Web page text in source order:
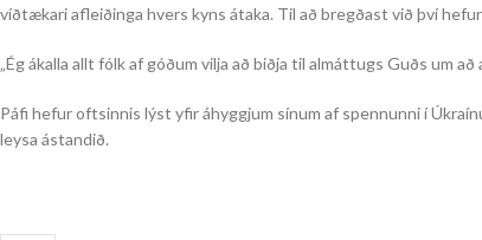
víðtækari afleiðinga hvers kyns átaka. Til að bregðast við því
„Ég ákalla allt fólk af góðum vilja að biðja til almáttugs Guðs um
Páfi hefur oftsinnis lýst yfir áhyggjum sínum af spennunni í
leysa ástandið.